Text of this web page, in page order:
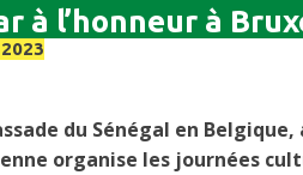
à l’honneur à
du Sénégal en
organise les journées